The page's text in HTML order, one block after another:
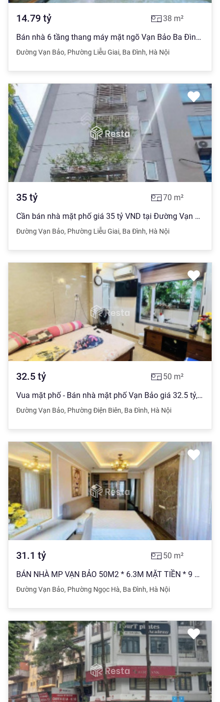
14.79 tỷ 38 m²
Bán nhà 6 tầng thang máy mặt ngõ Vạn Bảo Ba Đình 39m mặt tiền 5m giá 14.69 tỷ nhà cách phố chỉ 20m
Đường Vạn Bảo, Phường Liễu Giai, Ba Đình, Hà Nội
35 tỷ 70 m²
Cần bán nhà mặt phố giá 35 tỷ VND tại Đường Vạn Bảo, Hà Nội
Đường Vạn Bảo, Phường Liễu Giai, Ba Đình, Hà Nội
32.5 tỷ 50 m²
Vua mặt phố - Bán nhà mặt phố Vạn Bảo giá 32.5 tỷ, 50m2 x 9 tầng, MT 6.3m
Đường Vạn Bảo, Phường Điện Biên, Ba Đình, Hà Nội
31.1 tỷ 50 m²
BÁN NHÀ MP VẠN BẢO 50M2 * 6.3M MẶT TIỀN * 9 TẦNG - LÔ GÓC - VỈA HÈ RỘNG - KINH DOANH CHỈ VỚI 31 TỶ
Đường Vạn Bảo, Phường Ngọc Hà, Ba Đình, Hà Nội